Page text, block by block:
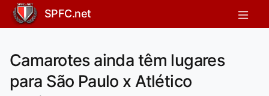
SPFC.net
Camarotes ainda têm lugares
para São Paulo x Atlético